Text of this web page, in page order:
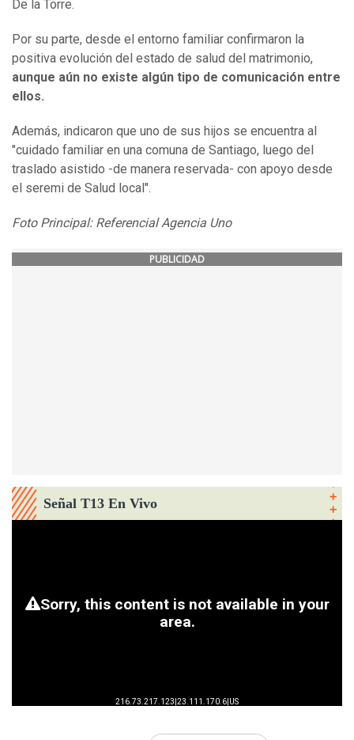
De la Torre.
Por su parte, desde el entorno familiar confirmaron la
positiva evolución del estado de salud del matrimonio,
aunque aún no existe algún tipo de comunicación entre
ellos.
Además, indicaron que uno de sus hijos se encuentra al
"cuidado familiar en una comuna de Santiago, luego del
traslado asistido -de manera reservada- con apoyo desde
el seremi de Salud local".
Foto Principal: Referencial Agencia Uno
PUBLICIDAD
Señal T13 En Vivo